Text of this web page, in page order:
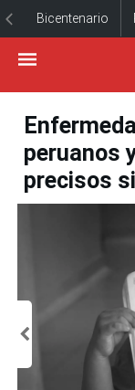
Bicentenario
peruanos
precisos